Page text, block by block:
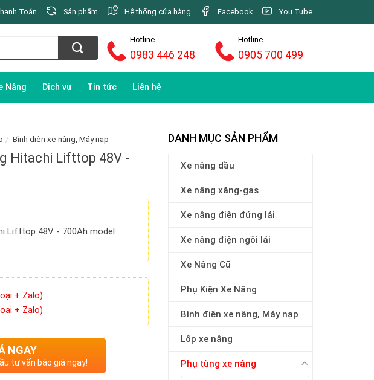
Toán Sản phẩm Hệ thống cửa hàng Facebook You Tube
Hotline
0983 446 248
Hotline
0905 700 499
Nâng Dịch vụ Tin tức Liên hệ
DANH MỤC SẢN PHẨM
Xe nâng dầu
Xe nâng xăng-gas
Xe nâng điện đứng lái
Xe nâng điện ngồi lái
Xe Nâng Cũ
Phụ Kiện Xe Nâng
Bình điện xe nâng, Máy nạp
Lốp xe nâng
Phụ tùng xe nâng
/ Bình điện xe nâng, Máy nạp
Hitachi Lifttop 48V -
Lifttop 48V - 700Ah model:
+ Zalo)
+ Zalo)
NGAY
tư vấn báo giá ngay!